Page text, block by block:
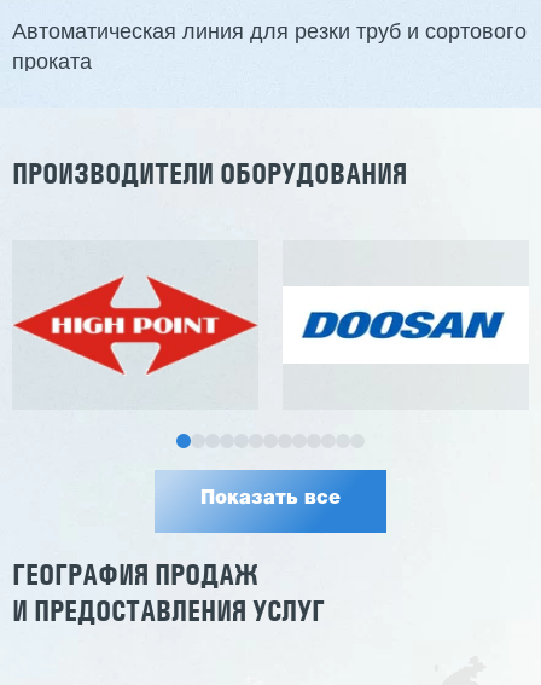
Автоматическая линия для резки труб и сортового
проката
ПРОИЗВОДИТЕЛИ ОБОРУДОВАНИЯ
Показать все
ГЕОГРАФИЯ ПРОДАЖ
И ПРЕДОСТАВЛЕНИЯ УСЛУГ